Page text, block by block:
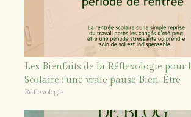
Les Bienfaits de la Réflexologie pour
Scolaire : une vraie pause Bien-Être
Réflexologie